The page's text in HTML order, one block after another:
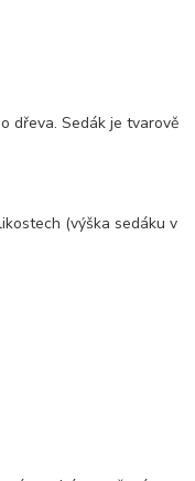
dřeva. Sedák je tvarově
(výška sedáku v